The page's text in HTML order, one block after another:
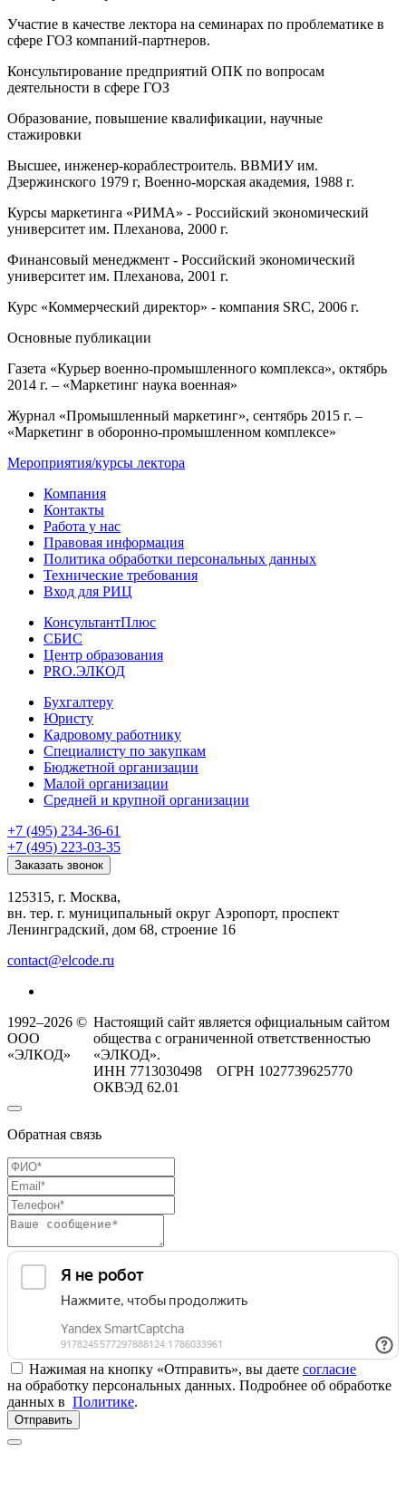
Участие в качестве лектора на семинарах по проблематике в
сфере ГОЗ компаний-партнеров.
Консультирование предприятий ОПК по вопросам
деятельности в сфере ГОЗ
Образование, повышение квалификации, научные
стажировки
Высшее, инженер-кораблестроитель. ВВМИУ им.
Дзержинского 1979 г, Военно-морская академия, 1988 г.
Курсы маркетинга «РИМА» - Российский экономический
университет им. Плеханова, 2000 г.
Финансовый менеджмент - Российский экономический
университет им. Плеханова, 2001 г.
Курс «Коммерческий директор» - компания SRC, 2006 г.
Основные публикации
Газета «Курьер военно-промышленного комплекса», октябрь
2014 г. – «Маркетинг наука военная»
Журнал «Промышленный маркетинг», сентябрь 2015 г. –
«Маркетинг в оборонно-промышленном комплексе»
Мероприятия/курсы лектора
Компания
Контакты
Работа у нас
Правовая информация
Политика обработки персональных данных
Технические требования
Вход для РИЦ
КонсультантПлюс
СБИС
Центр образования
PRO.ЭЛКОД
Бухгалтеру
Юристу
Кадровому работнику
Специалисту по закупкам
Бюджетной организации
Малой организации
Средней и крупной организации
+7 (495) 234-36-61
+7 (495) 223-03-35
Заказать звонок
125315, г. Москва,
вн. тер. г. муниципальный округ Аэропорт, проспект
Ленинградский, дом 68, строение 16
contact@elcode.ru
1992–2026 ©
ООО
«ЭЛКОД»
Настоящий сайт является официальным сайтом
общества с ограниченной ответственностью
«ЭЛКОД».
ИНН 7713030498 ОГРН 1027739625770
ОКВЭД 62.01
Обратная связь
Нажимая на кнопку «Отправить», вы даете согласие
на обработку персональных данных. Подробнее об обработке
данных в Политике.
Отправить